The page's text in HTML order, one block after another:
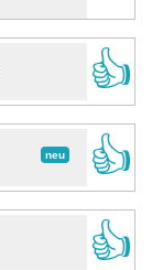
👍
neu
👍
👍